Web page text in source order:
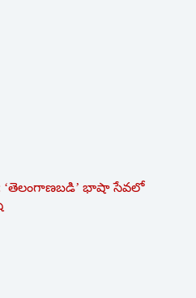
‘తెలంగాణబడి’ భాషా సేవలో